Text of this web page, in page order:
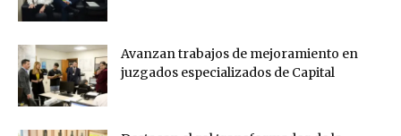
Avanzan trabajos de mejoramiento en
juzgados especializados de Capital